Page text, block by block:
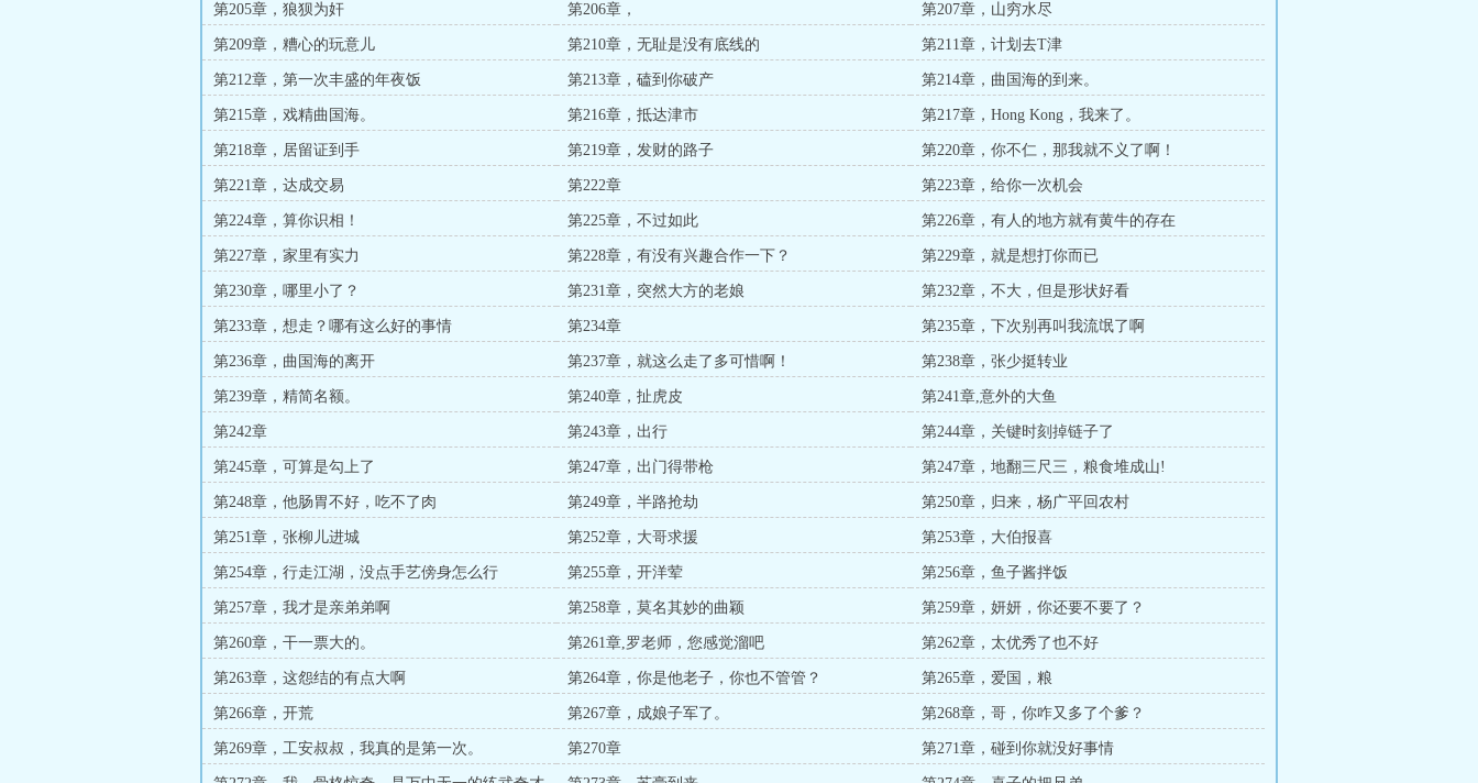
第205章，狼狈为奸 第206章， 第207章，山穷水尽
第209章，糟心的玩意儿 第210章，无耻是没有底线的 第211章，计划去T津
第212章，第一次丰盛的年夜饭 第213章，磕到你破产 第214章，曲国海的到来。
第215章，戏精曲国海。 第216章，抵达津市 第217章，Hong Kong，我来了。
第218章，居留证到手 第219章，发财的路子 第220章，你不仁，那我就不义了啊！
第221章，达成交易 第222章 第223章，给你一次机会
第224章，算你识相！ 第225章，不过如此 第226章，有人的地方就有黄牛的存在
第227章，家里有实力 第228章，有没有兴趣合作一下？ 第229章，就是想打你而已
第230章，哪里小了？ 第231章，突然大方的老娘 第232章，不大，但是形状好看
第233章，想走？哪有这么好的事情 第234章 第235章，下次别再叫我流氓了啊
第236章，曲国海的离开 第237章，就这么走了多可惜啊！ 第238章，张少挺转业
第239章，精简名额。 第240章，扯虎皮 第241章,意外的大鱼
第242章 第243章，出行 第244章，关键时刻掉链子了
第245章，可算是勾上了 第247章，出门得带枪 第247章，地翻三尺三，粮食堆成山!
第248章，他肠胃不好，吃不了肉 第249章，半路抢劫 第250章，归来，杨广平回农村
第251章，张柳儿进城 第252章，大哥求援 第253章，大伯报喜
第254章，行走江湖，没点手艺傍身怎么行 第255章，开洋荤 第256章，鱼子酱拌饭
第257章，我才是亲弟弟啊 第258章，莫名其妙的曲颖 第259章，妍妍，你还要不要了？
第260章，干一票大的。 第261章,罗老师，您感觉溜吧 第262章，太优秀了也不好
第263章，这怨结的有点大啊 第264章，你是他老子，你也不管管？ 第265章，爱国，粮
第266章，开荒 第267章，成娘子军了。 第268章，哥，你咋又多了个爹？
第269章，工安叔叔，我真的是第一次。 第270章 第271章，碰到你就没好事情